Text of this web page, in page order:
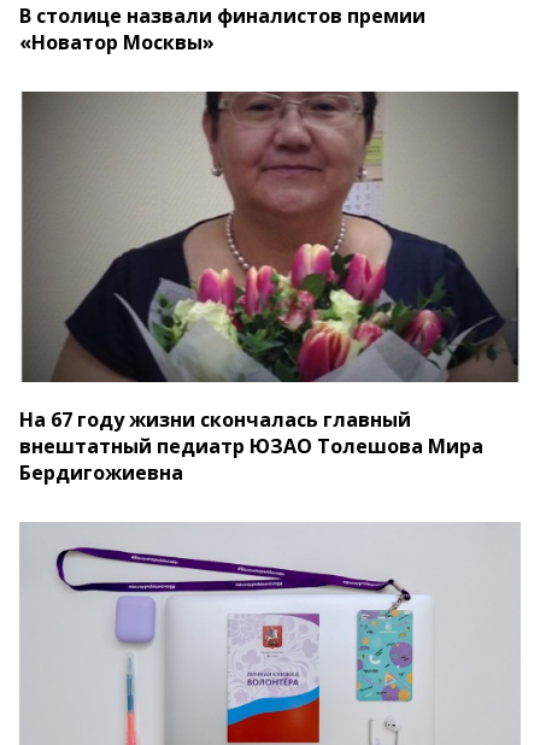
В столице назвали финалистов премии
«Новатор Москвы»
На 67 году жизни скончалась главный
внештатный педиатр ЮЗАО Толешова Мира
Бердигожиевна